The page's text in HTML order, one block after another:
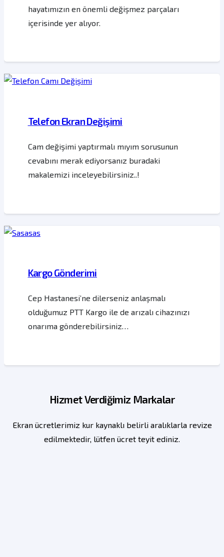
hayatımızın en önemli değişmez parçaları
içerisinde yer alıyor.
Telefon Ekran Değişimi
Cam değişimi yaptırmalı mıyım sorusunun
cevabını merak ediyorsanız buradaki
makalemizi inceleyebilirsiniz..!
Kargo Gönderimi
Cep Hastanesi’ne dilerseniz anlaşmalı
olduğumuz PTT Kargo ile de arızalı cihazınızı
onarıma gönderebilirsiniz…
Hizmet Verdiğimiz Markalar
Ekran ücretlerimiz kur kaynaklı belirli aralıklarla revize
edilmektedir, lütfen ücret teyit ediniz.